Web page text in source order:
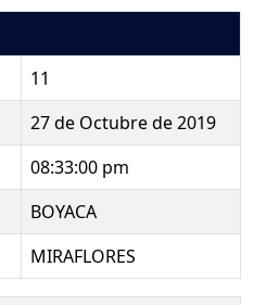
11
27 de Octubre de 2019
08:33:00 pm
BOYACA
MIRAFLORES